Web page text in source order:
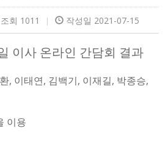
회 1011 | 작성일 2021-07-15
이사 온라인 간담회 결과
, 이태연 , 김백기 , 이재길, 박종승,
이용